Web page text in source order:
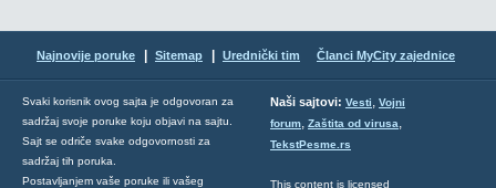
Najnovije poruke Sitemap Urednički tim Članci MyCity zajednice
Svaki korisnik ovog sajta je odgovoran za
sadržaj svoje poruke koju objavi na sajtu.
Sajt se odriče svake odgovornosti za
sadržaj tih poruka.
Postavljanjem vaše poruke ili vašeg
Naši sajtovi: Vesti, Vojni
forum, Zaštita od virusa,
TekstPesme.rs
This content is licensed